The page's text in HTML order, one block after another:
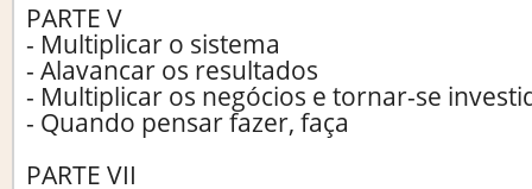
PARTE V
- Multiplicar o sistema
- Alavancar os resultados
- Multiplicar os negócios e tornar-se
- Quando pensar fazer, faça
PARTE VII